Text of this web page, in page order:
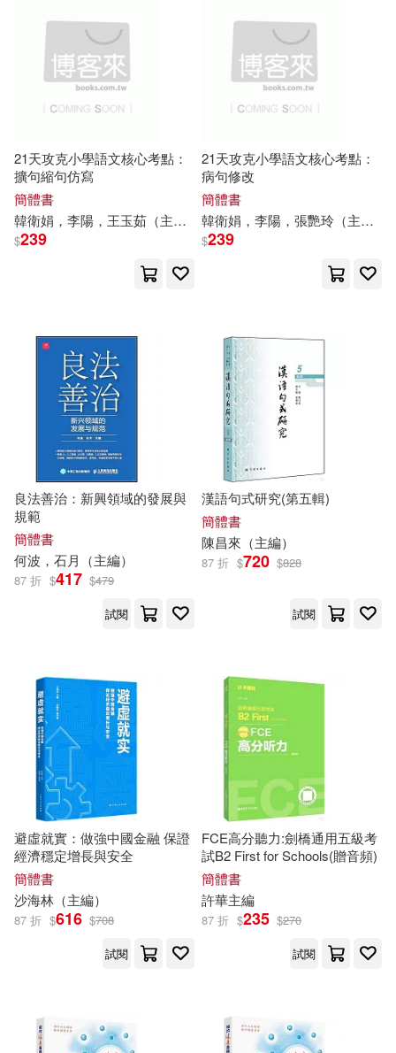
張曼娟(87)
葉嘉瑩(86) 薛謙（主編）(86)
我是瞎混的(85)
曲一線主編(85) 杜志建(85)
路得（主編）(84)
北京大學《儒藏》編纂與研究中心
賈德江(82)
田英章（主編）(80)
陳琳（主編）(80)
趙錦傑（主編）(79)
張海君（主編）(78)
張迅（主編）(78)
趙秉志（主編）(78)
劉鳳祿（主編）(77)
上海財經大學出版社(1040)
北京航空航天大學出版社(1040)
中國環境科學出版社(1039)
天地出版社(1032)
天津大學出版社(1023)
中國計量出版社(1014)
重慶大學出版社(993)
南京師範大學出版社(981)
上海科學技術文獻出版社(972)
國防工業出版社(972)
大連海事大學出版社(968)
山東大學出版社(964)
蘇州大學出版社(962)
石油工業出版社(956)
中國人口出版社(929)
21天攻克小學語文核心考點：
擴句縮句仿寫
簡體書
韓衛娟，李陽，王玉茹（主編
$239
21天攻克小學語文核心考點：
病句修改
簡體書
韓衛娟，李陽，張艷玲（主編
$239
良法善治：新興領域的發展與
規範
簡體書
何波，石月（主編）
87 折 $417 $479
試閱
漢語句式研究(第五輯)
簡體書
陳昌來（主編）
87 折 $720 $828
試閱
避虛就實：做強中國金融 保證
經濟穩定增長與安全
簡體書
沙海林（主編）
87 折 $616 $708
試閱
FCE高分聽力:劍橋通用五級考
試B2 First for Schools(贈音頻)
簡體書
許華主編
87 折 $235 $270
試閱